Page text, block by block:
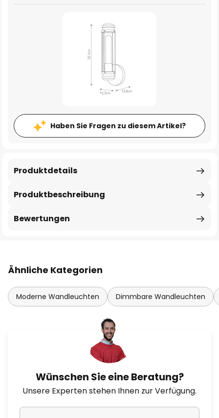
Haben Sie Fragen zu diesem Artikel?
Produktbeschreibung
Produktdetails
Bewertungen
Ähnliche Kategorien
Moderne Wandleuchten Dimmbare Wandleuchten
Wünschen Sie eine Beratung?
Unsere Experten stehen Ihnen zur Verfügung.